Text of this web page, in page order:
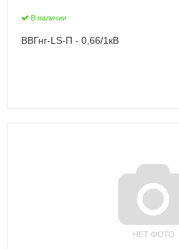
В наличии
ВВГнг-LS-П - 0,66/1кВ